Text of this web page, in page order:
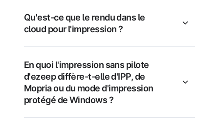
Qu'est-ce que le rendu dans le
cloud pour l'impression ?
En quoi l'impression sans pilote
d'ezeep diffère-t-elle d'IPP, de
Mopria ou du mode d'impression
protégé de Windows ?